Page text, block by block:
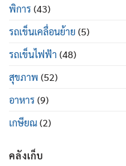
พิการ (43)
รถเข็นเคลื่อนย้าย (5)
รถเข็นไฟฟ้า (48)
สุขภาพ (52)
อาหาร (9)
เกษียณ(2)
คลังเก็บ